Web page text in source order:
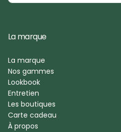
La marque
La marque
Nos gammes
Lookbook
Entretien
Les boutiques
Carte cadeau
À propos